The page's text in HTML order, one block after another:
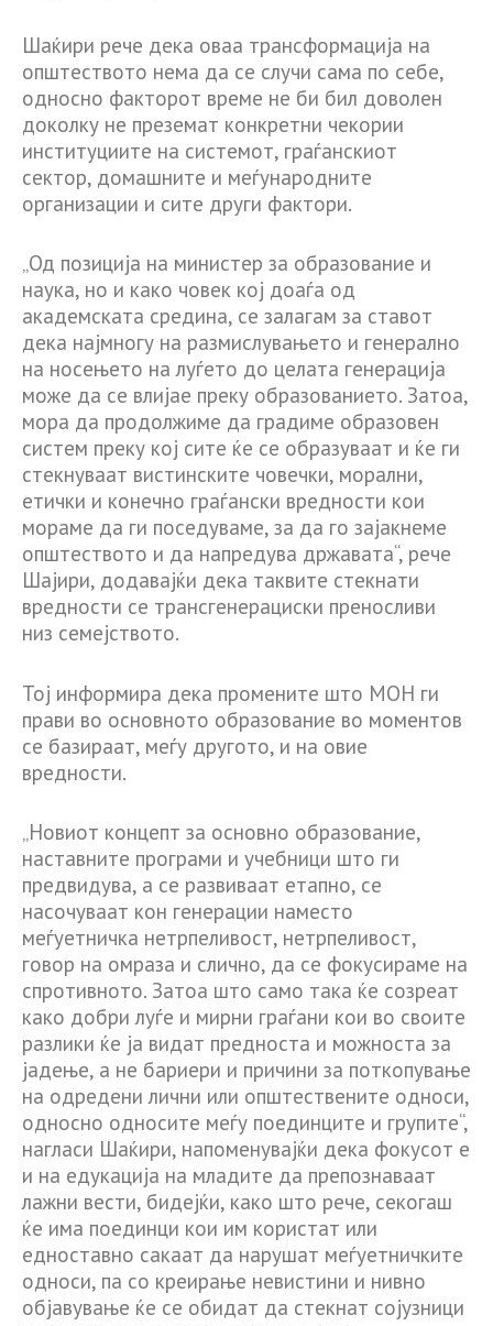
Шаќири рече дека оваа трансформација на
општеството нема да се случи сама по себе,
односно факторот време не би бил доволен
доколку не преземат конкретни чекории
институциите на системот, граѓанскиот
сектор, домашните и меѓународните
организации и сите други фактори.
„Од позиција на министер за образование и
наука, но и како човек кој доаѓа од
академската средина, се залагам за ставот
дека најмногу на размислувањето и генерално
на носењето на луѓето до целата генерација
може да се влијае преку образованието. Затоа,
мора да продолжиме да градиме образовен
систем преку кој сите ќе се образуваат и ќе ги
стекнуваат вистинските човечки, морални,
етички и конечно граѓански вредности кои
мораме да ги поседуваме, за да го зајакнеме
општеството и да напредува државата“, рече
Шајири, додавајќи дека таквите стекнати
вредности се трансгенерациски преносливи
низ семејството.
Тој информира дека промените што МОН ги
прави во основното образование во моментов
се базираат, меѓу другото, и на овие
вредности.
„Новиот концепт за основно образование,
наставните програми и учебници што ги
предвидува, а се развиваат етапно, се
насочуваат кон генерации наместо
меѓуетничка нетрпеливост, нетрпеливост,
говор на омраза и слично, да се фокусираме на
спротивното. Затоа што само така ќе созреат
како добри луѓе и мирни граѓани кои во своите
разлики ќе ја видат предноста и можноста за
јадење, а не бариери и причини за поткопување
на одредени лични или општествените односи,
односно односите меѓу поединците и групите“,
нагласи Шаќири, напоменувајќи дека фокусот е
и на едукација на младите да препознаваат
лажни вести, бидејќи, како што рече, секогаш
ќе има поединци кои им користат или
едноставно сакаат да нарушат меѓуетничките
односи, па со креирање невистини и нивно
објавување ќе се обидат да стекнат сојузници